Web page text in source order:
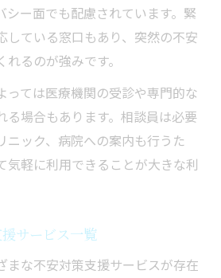
シー面でも配慮されています。緊
している窓口もあり、突然の不安
るのが強みです。
っては医療機関の受診や専門的な
る場合もあります。相談員は必要
ニック、病院への案内も行うた
気軽に利用できることが大きな利
サービス一覧
まな不安対策支援サービスが存在